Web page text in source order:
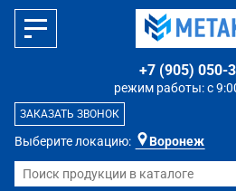
Выберите локацию: Воронеж
режим работы: с
+7 (905) 050-
ЗАКАЗАТЬ ЗВОНОК